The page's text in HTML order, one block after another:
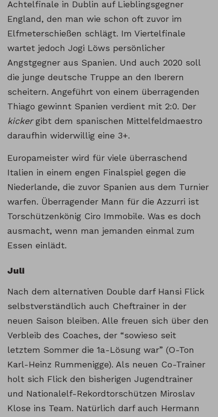
Achtelfinale in Dublin auf Lieblingsgegner
England, den man wie schon oft zuvor im
Elfmeterschießen schlägt. Im Viertelfinale
wartet jedoch Jogi Löws persönlicher
Angstgegner aus Spanien. Und auch 2020 soll
die junge deutsche Truppe an den Iberern
scheitern. Angeführt von einem überragenden
Thiago gewinnt Spanien verdient mit 2:0. Der
kickergibt dem spanischen Mittelfeldmaestro
daraufhin widerwillig eine 3+.
Europameister wird für viele überraschend
Italien in einem engen Finalspiel gegen die
Niederlande, die zuvor Spanien aus dem Turnier
warfen. Überragender Mann für die Azzurri ist
Torschützenkönig Ciro Immobile. Was es doch
ausmacht, wenn man jemanden einmal zum
Essen einlädt.
Juli
Nach dem alternativen Double darf Hansi Flick
selbstverständlich auch Cheftrainer in der
neuen Saison bleiben. Alle freuen sich über den
Verbleib des Coaches, der “sowieso seit
letztem Sommer die 1a-Lösung war” (O-Ton
Karl-Heinz Rummenigge). Als neuen Co-Trainer
holt sich Flick den bisherigen Jugendtrainer
und Nationalelf-Rekordtorschützen Miroslav
Klose ins Team. Natürlich darf auch Hermann